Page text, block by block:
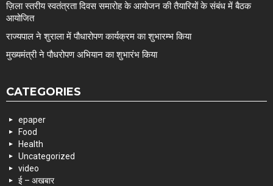
ज़िला स्तरीय स्वतंत्रता दिवस समारोह के आयोजन की तैयारियों के संबंध में बैठक
आयोजित
राज्यपाल ने शुराला में पौधारोपण कार्यक्रम का शुभारम्भ किया
मुख्यमंत्री ने पौधरोपण अभियान का शुभारंभ किया
CATEGORIES
epaper
Food
Health
Uncategorized
video
ई – अखबार